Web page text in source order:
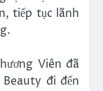
tiếp tục lãnh
Viên đã
đi đến